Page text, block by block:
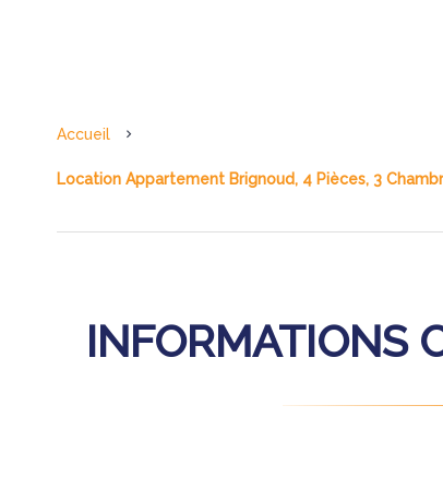
Accueil
Location Appartement Brignoud, 4 Pièces, 3
INFORMATIONS